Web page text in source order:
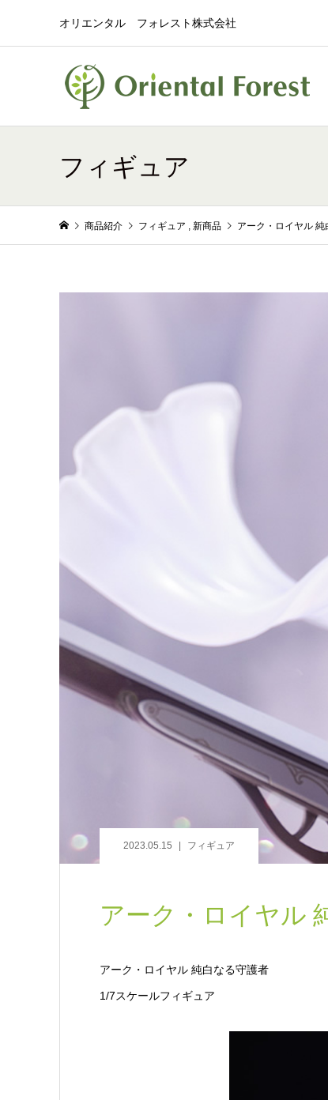
オリエンタル フォレスト株式会社
フィギュア
商品紹介 フィギュア 新商品 アーク・ロイヤル 純
2023.05.15 フィギュア
アーク・ロイヤル
アーク・ロイヤル 純白なる守護者
1/7スケールフィギュア